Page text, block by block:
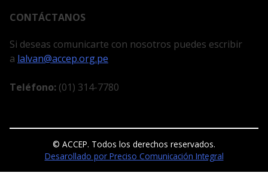
CONTÁCTANOS
Si deseas comunicarte con nosotros puedes escribir
a lalvan@accep.org.pe
Teléfono: (01) 314-7780
© ACCEP. Todos los derechos reservados.
Desarollado por Preciso Comunicación Integral